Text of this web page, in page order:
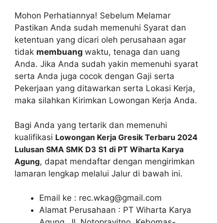
Mohon Perhatiannya! Sebelum Melamar
Pastikan Anda sudah memenuhi Syarat dan
ketentuan yang dicari oleh perusahaan agar
tidak membuang waktu, tenaga dan uang
Anda. Jika Anda sudah yakin memenuhi syarat
serta Anda juga cocok dengan Gaji serta
Pekerjaan yang ditawarkan serta Lokasi Kerja,
maka silahkan Kirimkan Lowongan Kerja Anda.
Bagi Anda yang tertarik dan memenuhi
kualifikasi Lowongan Kerja Gresik Terbaru 2024
Lulusan SMA SMK D3 S1 di PT Wiharta Karya
Agung, dapat mendaftar dengan mengirimkan
lamaran lengkap melalui Jalur di bawah ini.
Email ke : rec.wkag@gmail.com
Alamat Perusahaan : PT Wiharta Karya